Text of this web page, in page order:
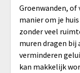
Groenwanden, of
manier om je
zonder veel
muren dragen
verminderen
kan makkelijk